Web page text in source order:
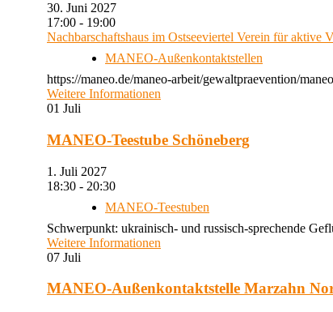
30. Juni 2027
17:00 - 19:00
Nachbarschaftshaus im Ostseeviertel Verein für aktive
MANEO-Außenkontaktstellen
https://maneo.de/maneo-arbeit/gewaltpraevention/
Weitere Informationen
01 Juli
MANEO-Teestube Schöneberg
1. Juli 2027
18:30 - 20:30
MANEO-Teestuben
Schwerpunkt: ukrainisch- und russisch-sprechende
Weitere Informationen
07 Juli
MANEO-Außenkontaktstelle Marzahn